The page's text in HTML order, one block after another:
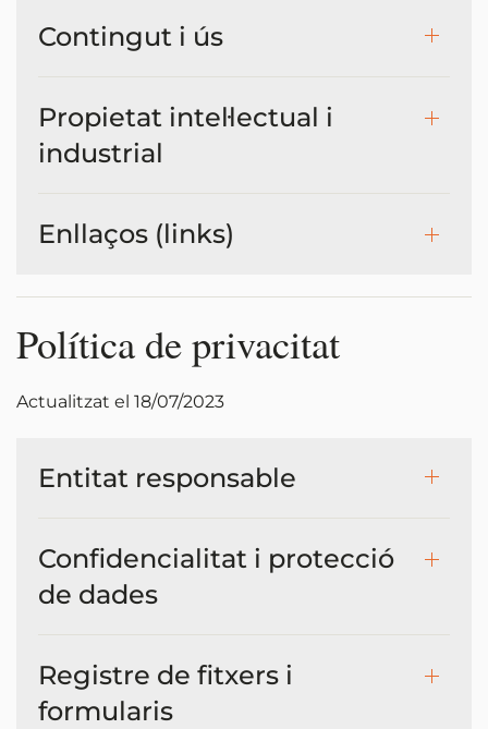
Contingut i ús
Propietat intel·lectual i
industrial
Enllaços (links)
Política de privacitat
Actualitzat el 18/07/2023
Entitat responsable
Confidencialitat i protecció
de dades
Registre de fitxers i
formularis